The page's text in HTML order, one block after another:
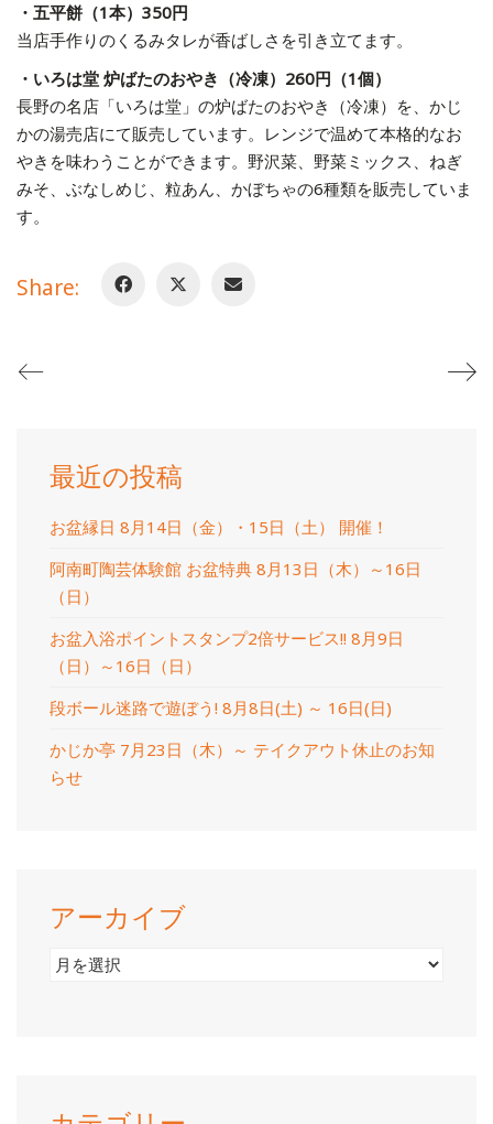
・五平餅（1本）350円
当店手作りのくるみタレが香ばしさを引き立てます。
・いろは堂 炉ばたのおやき（冷凍）260円（1個）
長野の名店「いろは堂」の炉ばたのおやき（冷凍）を、かじ
かの湯売店にて販売しています。レンジで温めて本格的なお
やきを味わうことができます。野沢菜、野菜ミックス、ねぎ
みそ、ぶなしめじ、粒あん、かぼちゃの6種類を販売していま
す。
Share:
最近の投稿
お盆縁日 8月14日（金）・15日（土） 開催！
阿南町陶芸体験館 お盆特典 8月13日（木）～16日
（日）
お盆入浴ポイントスタンプ2倍サービス!! 8月9日
（日）～16日（日）
段ボール迷路で遊ぼう! 8月8日(土) ～ 16日(日)
かじか亭 7月23日（木）～ テイクアウト休止のお知
らせ
アーカイブ
ア